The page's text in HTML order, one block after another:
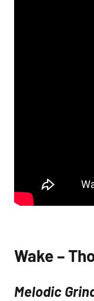
Wake –
Melodic